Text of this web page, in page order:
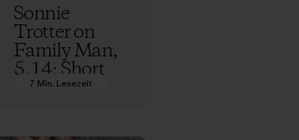
Sonnie
Trotter on
Family Man,
5.14: Short
Story and
7 Min. Lesezeit